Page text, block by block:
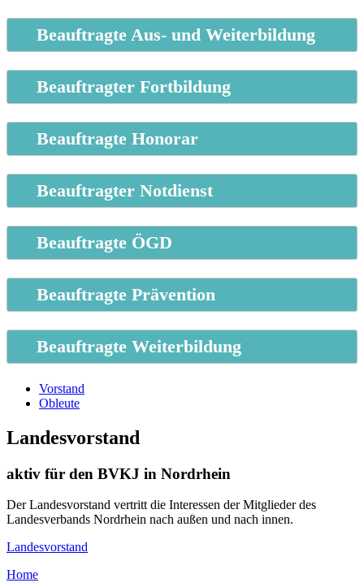
Beauftragte Aus- und Weiterbildung
Beauftragter Fortbildung
Beauftragte Honorar
Beauftragter Notdienst
Beauftragte ÖGD
Beauftragte Prävention
Beauftragte Weiterbildung
Vorstand
Obleute
Landesvorstand
aktiv für den BVKJ in Nordrhein
Der Landesvorstand vertritt die Interessen der Mitglieder des
Landesverbands Nordrhein nach außen und nach innen.
Landesvorstand
Home